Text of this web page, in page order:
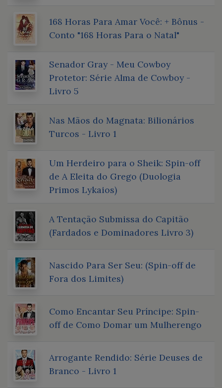
168 Horas Para Amar Você: + Bônus -
Conto "168 Horas Para o Natal"
Senador Gray - Meu Cowboy
Protetor: Série Alma de Cowboy -
Livro 5
Nas Mãos do Magnata: Bilionários
Turcos - Livro 1
Um Herdeiro para o Sheik: Spin-off
de A Eleita do Grego (Duologia
Primos Lykaios)
A Tentação Submissa do Capitão
(Fardados e Dominadores Livro 3)
Nascido Para Ser Seu: (Spin-off de
Fora dos Limites)
Como Encantar Seu Príncipe: Spin-
off de Como Domar um Mulherengo
Arrogante Rendido: Série Deuses de
Branco - Livro 1